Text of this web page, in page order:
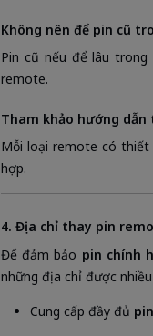
Không nên để pin cũ
Pin cũ nếu để lâu
remote.
Tham khảo hướng dẫn
Mỗi loại remote có thiết
hợp.
4. Địa chỉ thay pin
Để đảm bảo pin chính
những địa chỉ được
Cung cấp đầy đủ